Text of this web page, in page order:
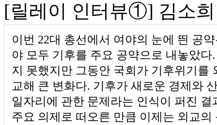
[릴레이 인터뷰①] 김소
이번 22대 총선에서 여야의 눈에 띈 공
야 모두 기후를 주요 공약으로 내놓았다
지 못했지만 그동안 국회가 기후위기를
교해 큰 변화다. 기후가 새로운 경제와
일자리에 관한 문제라는 인식이 퍼진 결
주요 의제로 떠오른 만큼 이제는 외교의